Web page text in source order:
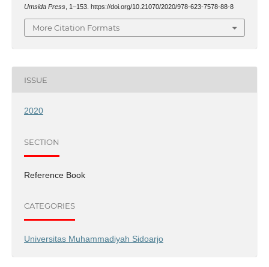
Umsida Press, 1–153. https://doi.org/10.21070/2020/978-623-7578-88-8
More Citation Formats
ISSUE
2020
SECTION
Reference Book
CATEGORIES
Universitas Muhammadiyah Sidoarjo